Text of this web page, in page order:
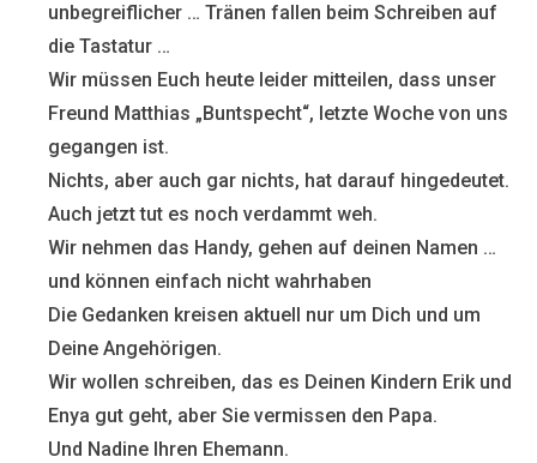
unbegreiflicher … Tränen fallen beim Schreiben auf
die Tastatur …
Wir müssen Euch heute leider mitteilen, dass unser
Freund Matthias „Buntspecht“, letzte Woche von uns
gegangen ist.
Nichts, aber auch gar nichts, hat darauf hingedeutet.
Auch jetzt tut es noch verdammt weh.
Wir nehmen das Handy, gehen auf deinen Namen …
und können einfach nicht wahrhaben
Die Gedanken kreisen aktuell nur um Dich und um
Deine Angehörigen.
Wir wollen schreiben, das es Deinen Kindern Erik und
Enya gut geht, aber Sie vermissen den Papa.
Und Nadine Ihren Ehemann.